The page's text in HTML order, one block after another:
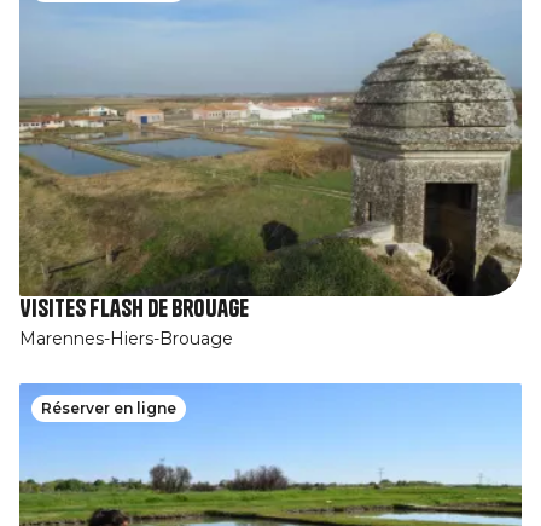
Visites Flash de Brouage
Marennes-Hiers-Brouage
Réserver en ligne